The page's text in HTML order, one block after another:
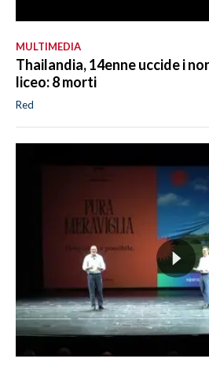
MULTIMEDIA
Thailandia, 14enne uccide i
liceo: 8 morti
Red